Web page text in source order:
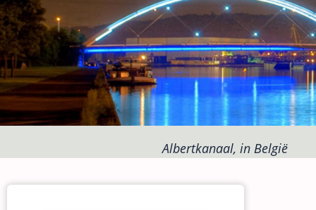
Albertkanaal, in België